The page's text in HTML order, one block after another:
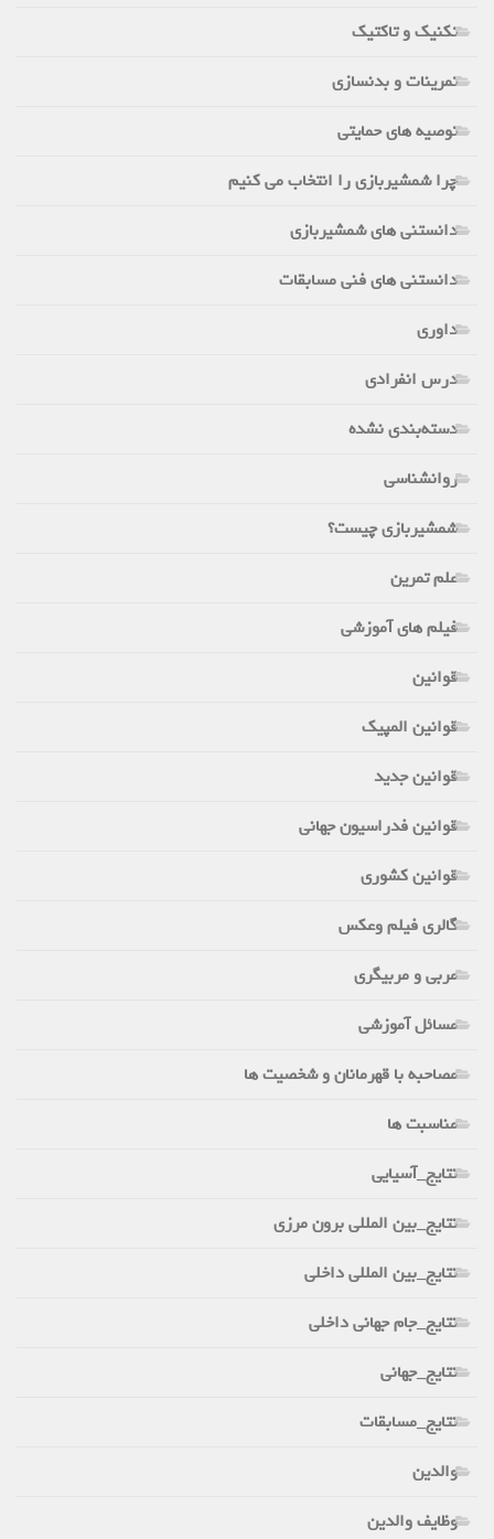
تکنیک و تاکتیک
تمرینات و بدنسازی
توصیه های حمایتی
چرا شمشیربازی را انتخاب می کنیم
دانستنی های شمشیربازی
دانستنی های فنی مسابقات
داوری
درس انفرادی
دسته‌بندی نشده
روانشناسی
شمشیربازی چیست؟
علم تمرین
فیلم های آموزشی
قوانین
قوانین المپیک
قوانین جدید
قوانین فدراسیون جهانی
قوانین کشوری
گالری فیلم وعکس
مربی و مربیگری
مسائل آموزشی
مصاحبه با قهرمانان و شخصیت ها
مناسبت ها
نتایج_آسیایی
نتایج_بین المللی برون مرزی
نتایج_بین المللی داخلی
نتایج_جام جهانی داخلی
نتایج_جهانی
نتایج_مسابقات
والدین
وظایف والدین